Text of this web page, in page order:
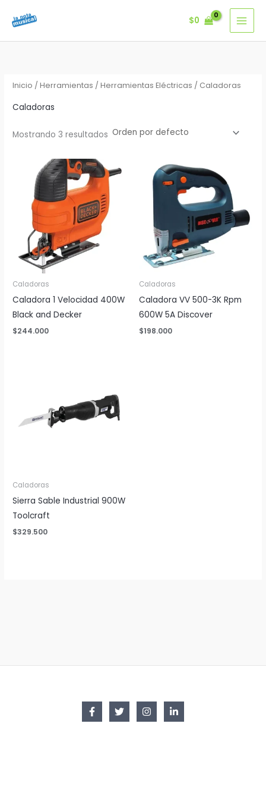
$0
Inicio /Herramientas /Herramientas Eléctricas / Caladoras
Caladoras
Mostrando 3 resultados
Caladoras
Caladora 1 Velocidad 400W
Black and Decker
$244.000
Caladoras
Caladora VV 500-3K Rpm
600W 5A Discover
$198.000
Caladoras
Sierra Sable Industrial 900W
Toolcraft
$329.500